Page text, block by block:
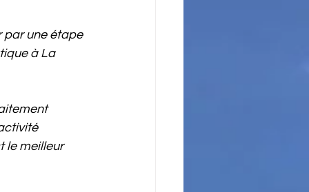
par une étape
à La
le meilleur